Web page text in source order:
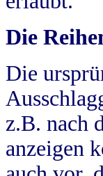
Die
Die
z.B. nach
anzeigen